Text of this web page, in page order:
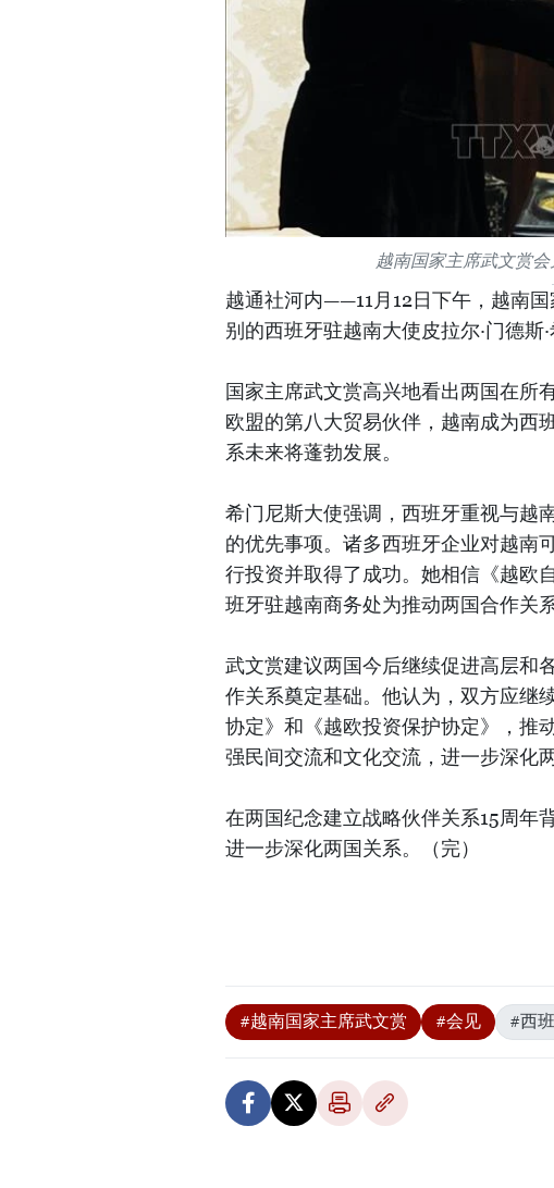
越南国家主席武文赏
越通社河内——11月12日下午，越南
别的西班牙驻越南大使皮拉尔·门德斯
国家主席武文赏高兴地看出两国在所
欧盟的第八大贸易伙伴，越南成为西
系未来将蓬勃发展。
希门尼斯大使强调，西班牙重视与越
的优先事项。诸多西班牙企业对越南
行投资并取得了成功。她相信《越欧
班牙驻越南商务处为推动两国合作关
武文赏建议两国今后继续促进高层和
作关系奠定基础。他认为，双方应继
协定》和《越欧投资保护协定》，推
强民间交流和文化交流，进一步深化
在两国纪念建立战略伙伴关系15周年
进一步深化两国关系。（完）
#越南国家主席武文赏 #会见 #西